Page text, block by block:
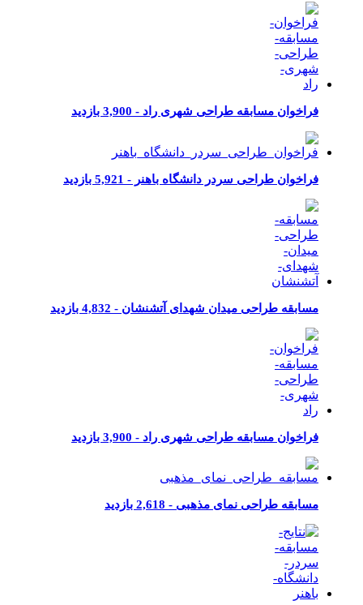
فراخوان مسابقه طراحی شهری راد - 3,900 بازدید
فراخوان طراحی سردر دانشگاه باهنر - 5,921 بازدید
مسابقه طراحی میدان شهدای آتشنشان - 4,832 بازدید
فراخوان مسابقه طراحی شهری راد - 3,900 بازدید
مسابقه طراحی نمای مذهبی - 2,618 بازدید